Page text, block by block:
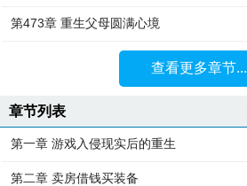
第473章 重生父母圆满心境
查看更多章节...
章节列表
第一章 游戏入侵现实后的重生
第二章 卖房借钱买装备